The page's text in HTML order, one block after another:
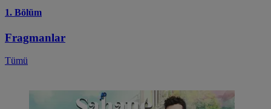
1. Bölüm
Fragmanlar
Tümü